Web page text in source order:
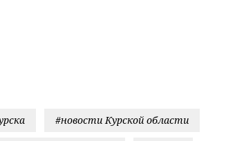
#новости Курской области